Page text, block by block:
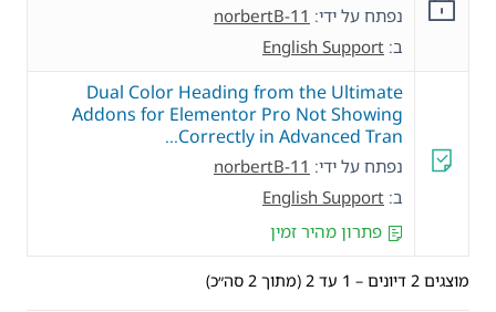
נפתח על ידי: norbertB-11
ב: English Support
Dual Color Heading from the Ultimate
Addons for Elementor Pro Not Showing
Correctly in Advanced Tran…
נפתח על ידי: norbertB-11
ב: English Support
פתרון מהיר זמין
מוצגים 2 דיונים – 1 עד 2 (מתוך 2 סה״כ)